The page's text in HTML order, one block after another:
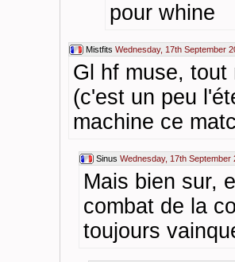
pour whine
Mistfits Wednesday, 17th September
Gl hf muse,
(c'est un peu
machine ce
Sinus Wednesday, 17th September
Mais bien sur,
combat de la
toujours